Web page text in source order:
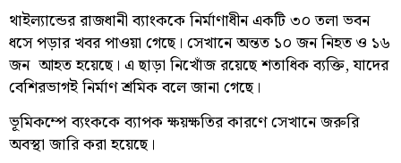
থাইল্যান্ডের রাজধানী ব্যাংককে নির্মাণাধীন একটি ৩০ তলা ভবন
ধসে পড়ার খবর পাওয়া গেছে। সেখানে অন্তত ১০ জন নিহত ও ১৬
জন আহত হয়েছে। এ ছাড়া নিখোঁজ রয়েছে শতাধিক ব্যক্তি, যাদের
বেশিরভাগই নির্মাণ শ্রমিক বলে জানা গেছে।
ভূমিকম্পে ব্যংককে ব্যাপক ক্ষয়ক্ষতির কারণে সেখানে জরুরি
অবস্থা জারি করা হয়েছে।